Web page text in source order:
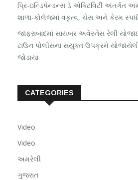
પ્રિ-ઇન્ડિપેન્ડન્સ ડે એક્ટિવિટી અંતર્ગત
શાળા-કોલેજમાં વકૃત્વ, ચેસ અને કેરમ
જાફરાબાદમાં સાયબર અવેરનેસ રેલી
ટાઉન પોલીસના સંયુક્ત ઉપક્રમે યોજાયેલી
જોડાયા
CATEGORIES
Video
Video
અમરેલી
ગુજરાત